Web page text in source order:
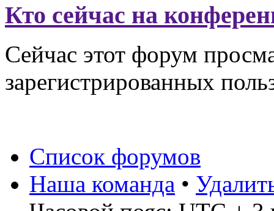
Кто сейчас на
Сейчас этот форум
зарегистрированных
Список форумов
Наша команда •